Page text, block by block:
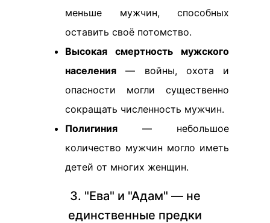
меньше мужчин, способных
оставить своё потомство.
Высокая смертность мужского
населения — войны, охота и
опасности могли существенно
сокращать численность мужчин.
Полигиния — небольшое
количество мужчин могло иметь
детей от многих женщин.
3. "Ева" и "Адам" — не
единственные предки